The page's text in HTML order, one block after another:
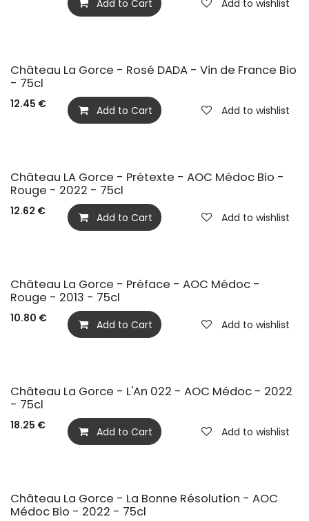
Add to Cart Add to wishlist
BIO
Château La Gorce - Rosé DADA - Vin de France Bio
- 75cl
12.45 € Add to Cart Add to wishlist
BIO
Château LA Gorce - Prétexte - AOC Médoc Bio -
Rouge - 2022 - 75cl
12.62 € Add to Cart Add to wishlist
Château La Gorce - Préface - AOC Médoc -
Rouge - 2013 - 75cl
10.80 € Add to Cart Add to wishlist
Château La Gorce - L'An 022 - AOC Médoc - 2022
- 75cl
18.25 € Add to Cart Add to wishlist
BIO
Château La Gorce - La Bonne Résolution - AOC
Médoc Bio - 2022 - 75cl